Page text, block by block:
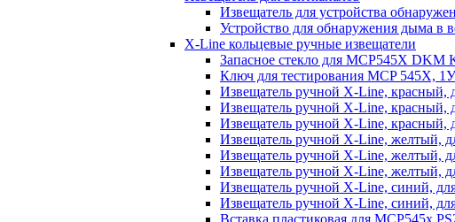
Извещатель для устройства
Устройство для обнаружения дыма в
X-Line кольцевые ручные извещатели
Запасное стекло для MCP545Х DKM
Ключ для тестирования MCP 545X,
Извещатель ручной X-Line, красный,
Извещатель ручной X-Line, красный,
Извещатель ручной X-Line, красный,
Извещатель ручной X-Line, желтый,
Извещатель ручной X-Line, желтый,
Извещатель ручной X-Line, желтый,
Извещатель ручной X-Line, синий,
Извещатель ручной X-Line, синий,
Вставка пластиковая для MCP545х